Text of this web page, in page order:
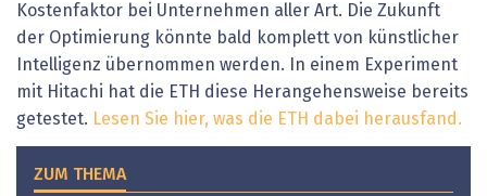
Kostenfaktor bei Unternehmen aller Art. Die Zukunft
der Optimierung könnte bald komplett von künstlicher
Intelligenz übernommen werden. In einem Experiment
mit Hitachi hat die ETH diese Herangehensweise bereits
getestet. Lesen Sie hier, was die ETH dabei herausfand.
ZUM THEMA